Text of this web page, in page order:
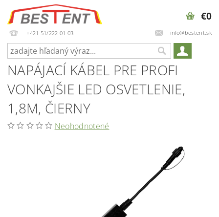
+421 51/222 01 03 info@bestent.sk
€0
NAPÁJACÍ KÁBEL PRE PROFI
VONKAJŠIE LED OSVETLENIE,
1,8M, ČIERNY
Neohodnotené